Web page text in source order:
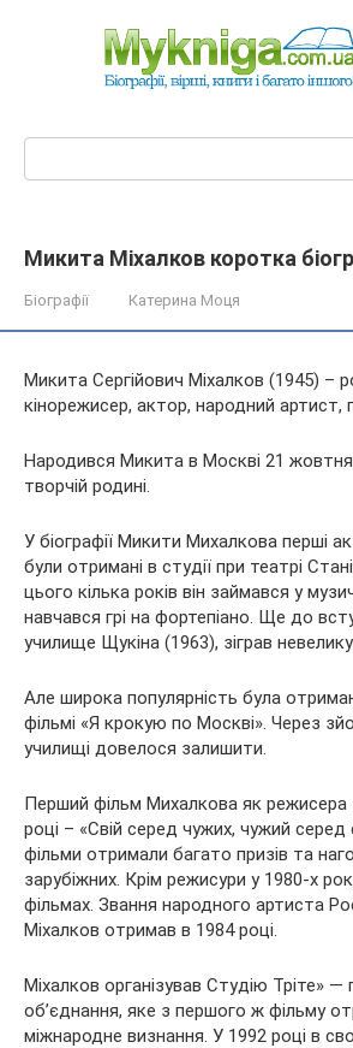
Микита Міхалков коротка
Біографії Катерина Моця
Микита Сергійович Міхалков (1945) –
кінорежисер, актор, народний артист,
Народився Микита в Москві 21
творчій родині.
У біографії Микити Михалкова перші
були отримані в студії при театрі
цього кілька років він займався у
навчався грі на фортепіано. Ще до
училище Щукіна (1963), зіграв
Але широка популярність була
фільмі «Я крокую по Москві». Через
училищі довелося залишити.
Перший фільм Михалкова як режисера
році – «Свій серед чужих, чужий серед
фільми отримали багато призів та
зарубіжних. Крім режисури у 1980-х
фільмах. Звання народного артиста
Міхалков отримав в 1984 році.
Міхалков організував Студію Тріте»
об’єднання, яке з першого ж фільму
міжнародне визнання. У 1992 році в